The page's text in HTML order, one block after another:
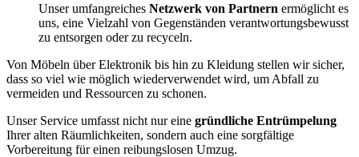
Unser umfangreiches Netzwerk von Partnern ermöglicht es
uns, eine Vielzahl von Gegenständen verantwortungsbewusst
zu entsorgen oder zu recyceln.
Von Möbeln über Elektronik bis hin zu Kleidung stellen wir sicher,
dass so viel wie möglich wiederverwendet wird, um Abfall zu
vermeiden und Ressourcen zu schonen.
Unser Service umfasst nicht nur eine gründliche Entrümpelung
Ihrer alten Räumlichkeiten, sondern auch eine sorgfältige
Vorbereitung für einen reibungslosen Umzug.